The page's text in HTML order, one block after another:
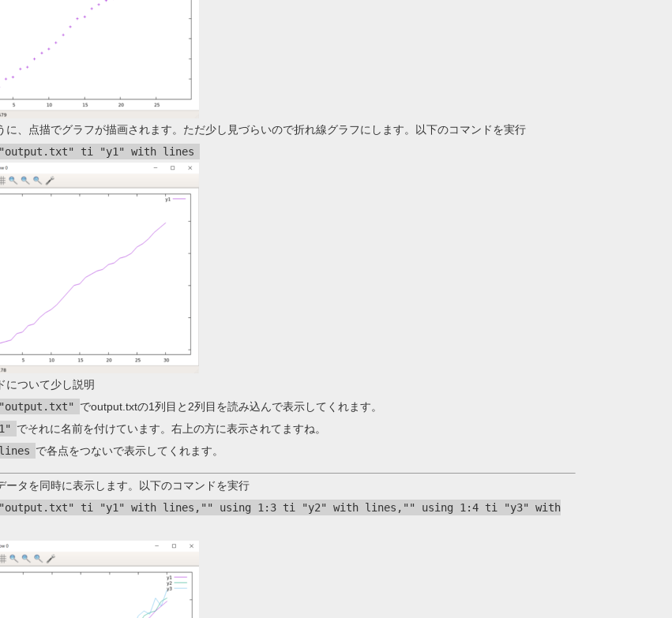
に、点描でグラフが描画されます。ただ少し見づらいので折れ線グラフにします。以下のコマンドを実行
ti "y1" with lines
について少し説明
でoutput.txtの1列目と2列目を読み込んで表示してくれます。
でそれに名前を付けています。右上の方に表示されてますね。
で各点をつないで表示してくれます。
ータを同時に表示します。以下のコマンドを実行
ti "y1" with lines,"" using 1:3 ti "y2" with lines,"" using 1:4 ti "y3" with